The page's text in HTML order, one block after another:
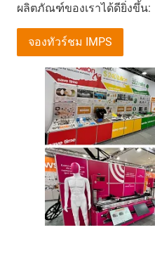
ผลิตภัณฑ์ของเราได้ดียิ่งขึ้น:
จองทัวร์ชม IMPS